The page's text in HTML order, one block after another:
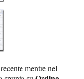
mentre nel